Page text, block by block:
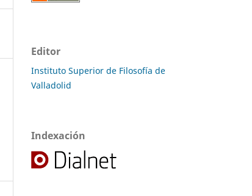
Editor
Instituto Superior de Filosofía de
Valladolid
Indexación